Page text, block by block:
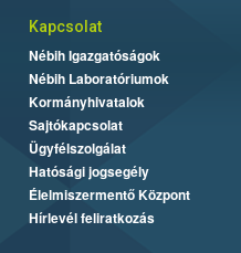
Kapcsolat
Nébih Igazgatóságok
Nébih Laboratóriumok
Kormányhivatalok
Sajtókapcsolat
Ügyfélszolgálat
Hatósági jogsegély
Élelmiszermentő Központ
Hírlevél feliratkozás